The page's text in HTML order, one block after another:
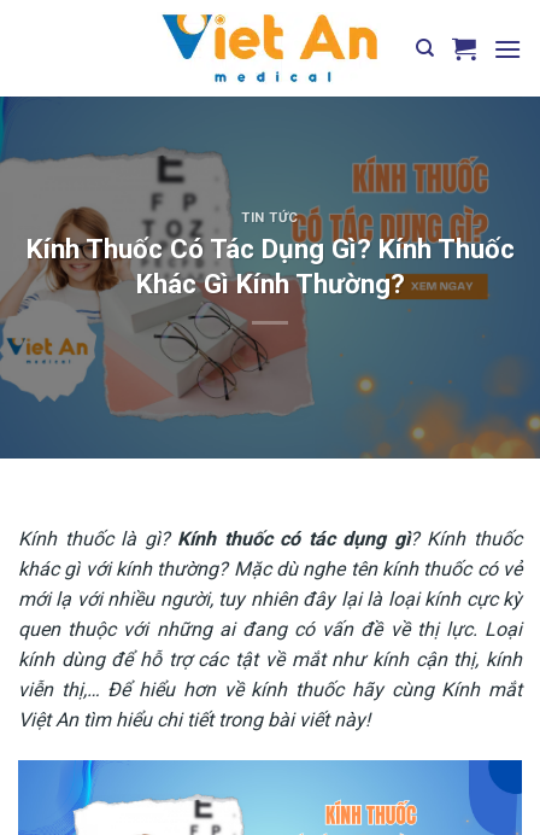
TIN TỨC
Kính Thuốc Có Tác Dụng Gì? Kính Thuốc
Khác Gì Kính Thường?
Kính thuốc là gì? Kính thuốc có tác dụng gì? Kính thuốc
khác gì với kính thường? Mặc dù nghe tên kính thuốc có vẻ
mới lạ với nhiều người, tuy nhiên đây lại là loại kính cực kỳ
quen thuộc với những ai đang có vấn đề về thị lực. Loại
kính dùng để hỗ trợ các tật về mắt như kính cận thị, kính
viễn thị,… Để hiểu hơn về kính thuốc hãy cùng Kính mắt
Việt An tìm hiểu chi tiết trong bài viết này!